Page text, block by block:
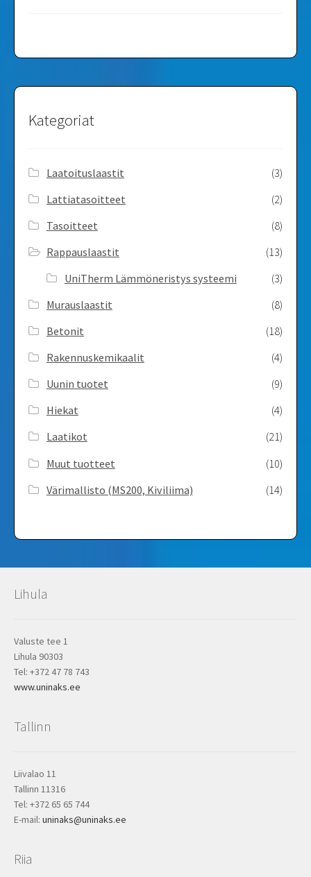
Kategoriat
Laatoituslaastit
(3)
Lattiatasoitteet
(2)
Tasoitteet
(8)
Rappauslaastit
(13)
UniTherm Lämmöneristys systeemi
(3)
Murauslaastit
(8)
Betonit
(18)
Rakennuskemikaalit
(4)
Uunin tuotet
(9)
Hiekat
(4)
Laatikot
(21)
Muut tuotteet
(10)
Värimallisto (MS200, Kiviliima)
(14)
Lihula
Valuste tee 1
Lihula 90303
Tel: +372 47 78 743
www.uninaks.ee
Tallinn
Liivalao 11
Tallinn 11316
Tel: +372 65 65 744
E-mail: uninaks@uninaks.ee
Riia